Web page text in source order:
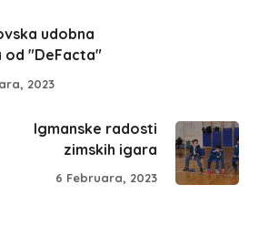
udobna
od "DeFacta"
2023
Igmanske radosti
zimskih igara
6 Februara, 2023